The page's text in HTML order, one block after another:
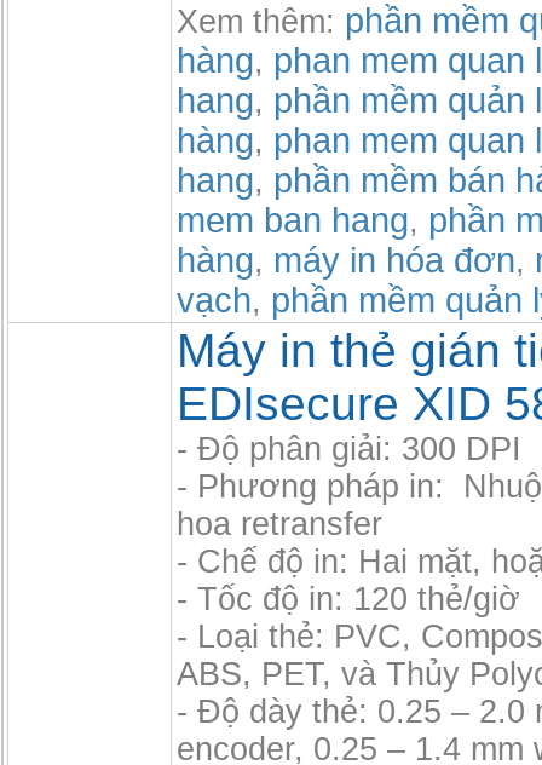
Xem thêm: phần mềm
hàng, phan mem quan
hang, phần mềm quản
hàng, phan mem quan
hang, phần mềm bán
mem ban hang, phần
hàng, máy in hóa đơn,
vạch, phần mềm quản
Máy in thẻ gián
EDIsecure XID
- Độ phân giải: 300 DPI
- Phương pháp in:
hoa retransfer
- Chế độ in: Hai mặt,
- Tốc độ in: 120 thẻ/giờ
- Loại thẻ: PVC,
ABS, PET, và Thủy
- Độ dày thẻ: 0.25 – 2.0
encoder, 0.25 – 1.4 mm